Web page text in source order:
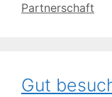
Partnerschaft
Gut